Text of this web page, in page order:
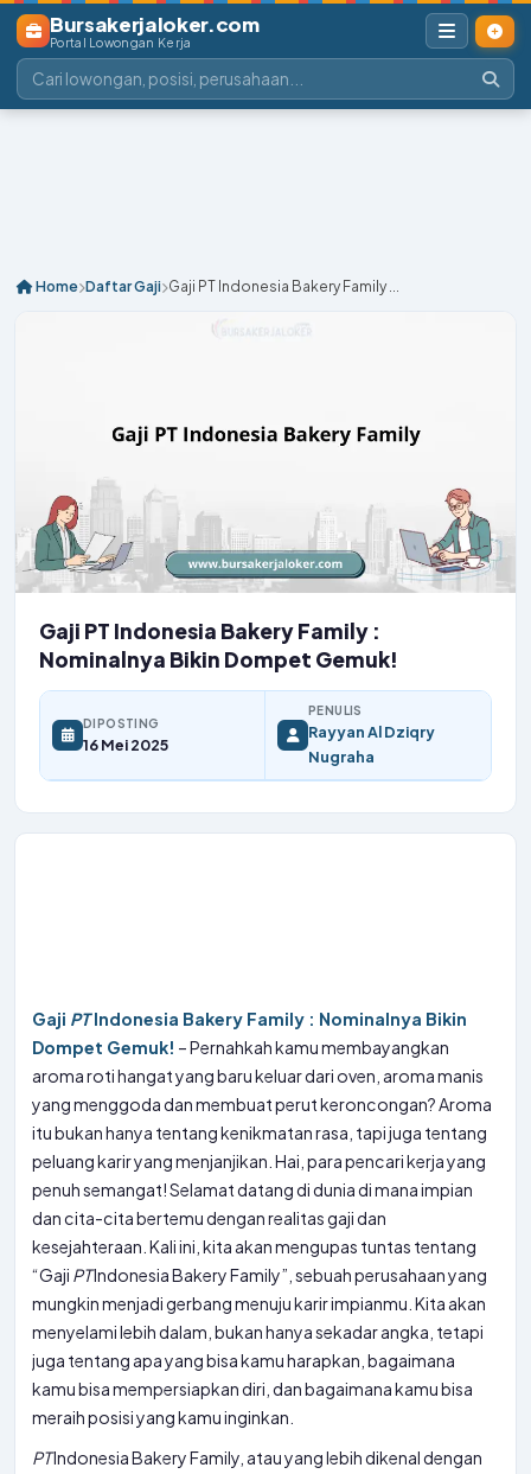
Bursakerjaloker.com
Portal Lowongan Kerja
Home Daftar Gaji Gaji PT Indonesia Bakery Family ...
Gaji PT Indonesia Bakery Family :
Nominalnya Bikin Dompet Gemuk!
DIPOSTING
16 Mei 2025
PENULIS
Rayyan Al Dziqry
Nugraha
Gaji PTIndonesia Bakery Family : Nominalnya Bikin
Dompet Gemuk! – Pernahkah kamu membayangkan
aroma roti hangat yang baru keluar dari oven, aroma manis
yang menggoda dan membuat perut keroncongan? Aroma
itu bukan hanya tentang kenikmatan rasa, tapi juga tentang
peluang karir yang menjanjikan. Hai, para pencari kerja yang
penuh semangat! Selamat datang di dunia di mana impian
dan cita-cita bertemu dengan realitas gaji dan
kesejahteraan. Kali ini, kita akan mengupas tuntas tentang
“Gaji PTIndonesia Bakery Family”, sebuah perusahaan yang
mungkin menjadi gerbang menuju karir impianmu. Kita akan
menyelami lebih dalam, bukan hanya sekadar angka, tetapi
juga tentang apa yang bisa kamu harapkan, bagaimana
kamu bisa mempersiapkan diri, dan bagaimana kamu bisa
meraih posisi yang kamu inginkan.
PTIndonesia Bakery Family, atau yang lebih dikenal dengan